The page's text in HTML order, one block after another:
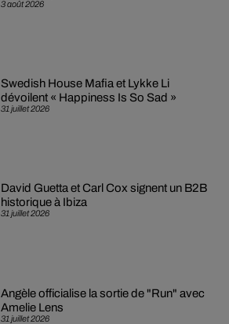
3 août 2026
31 juillet 2026
Swedish House Mafia et Lykke Li
dévoilent « Happiness Is So Sad »
31 juillet 2026
David Guetta et Carl Cox signent un B2B
historique à Ibiza
31 juillet 2026
Angèle officialise la sortie de "Run" avec
Amelie Lens